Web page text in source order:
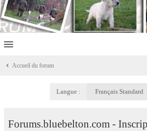
Accueil du forum
Langue :
Forums.bluebelton.com -